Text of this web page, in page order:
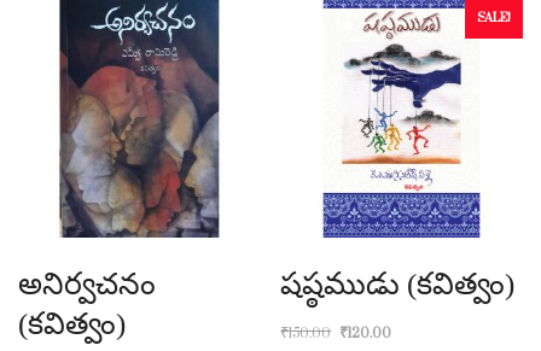
అనిర్వచనం
(కవిత్వం)
SALE!
షష్ఠముడు (కవిత్వం)
₹150.00 ₹120.00